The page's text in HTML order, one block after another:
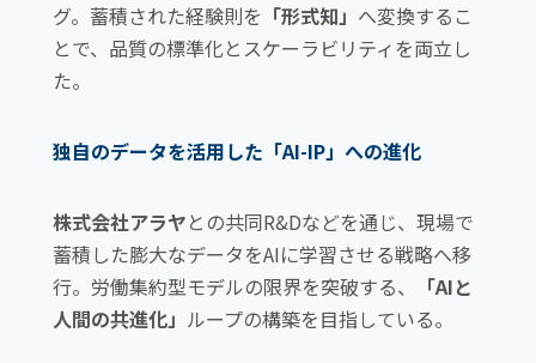
グ。蓄積された経験則を 「形式知」 へ変換するこ
とで、品質の標準化とスケーラビリティを両立し
た。
独自のデータを活用した「AI-IP」への進化
株式会社アラヤとの共同R&Dなどを通じ、現場で
蓄積した膨大なデータをAIに学習させる戦略へ移
行。労働集約型モデルの限界を突破する、
「AIと
人間の共進化」 ループの構築を目指している。